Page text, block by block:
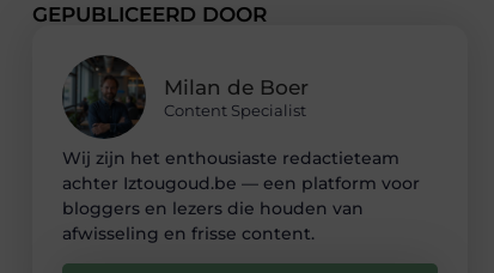
GEPUBLICEERD DOOR
Milan de Boer
Content Specialist
Wij zijn het enthousiaste redactieteam
achter Iztougoud.be — een platform voor
bloggers en lezers die houden van
afwisseling en frisse content.